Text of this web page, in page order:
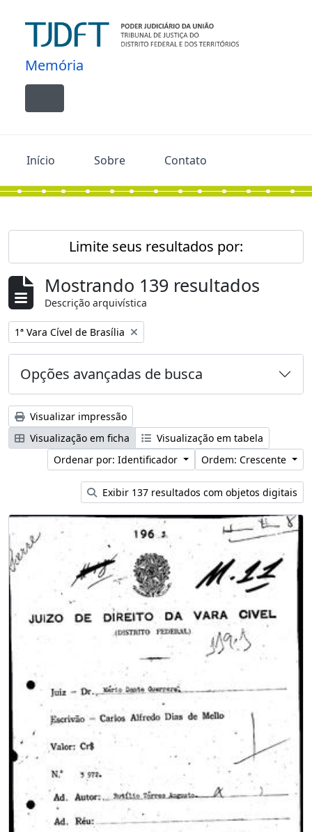
Memória
Toggle navigation
Início Sobre Contato
Limite seus resultados por:
Mostrando 139 resultados
Descrição arquivística
Remover filtro:
1ª Vara Cível de Brasília
Opções avançadas de busca
Visualizar impressão
Visualização em ficha
Visualização em tabela
Ordenar por: Identificador
Ordem: Crescente
Exibir 137 resultados com objetos digitais